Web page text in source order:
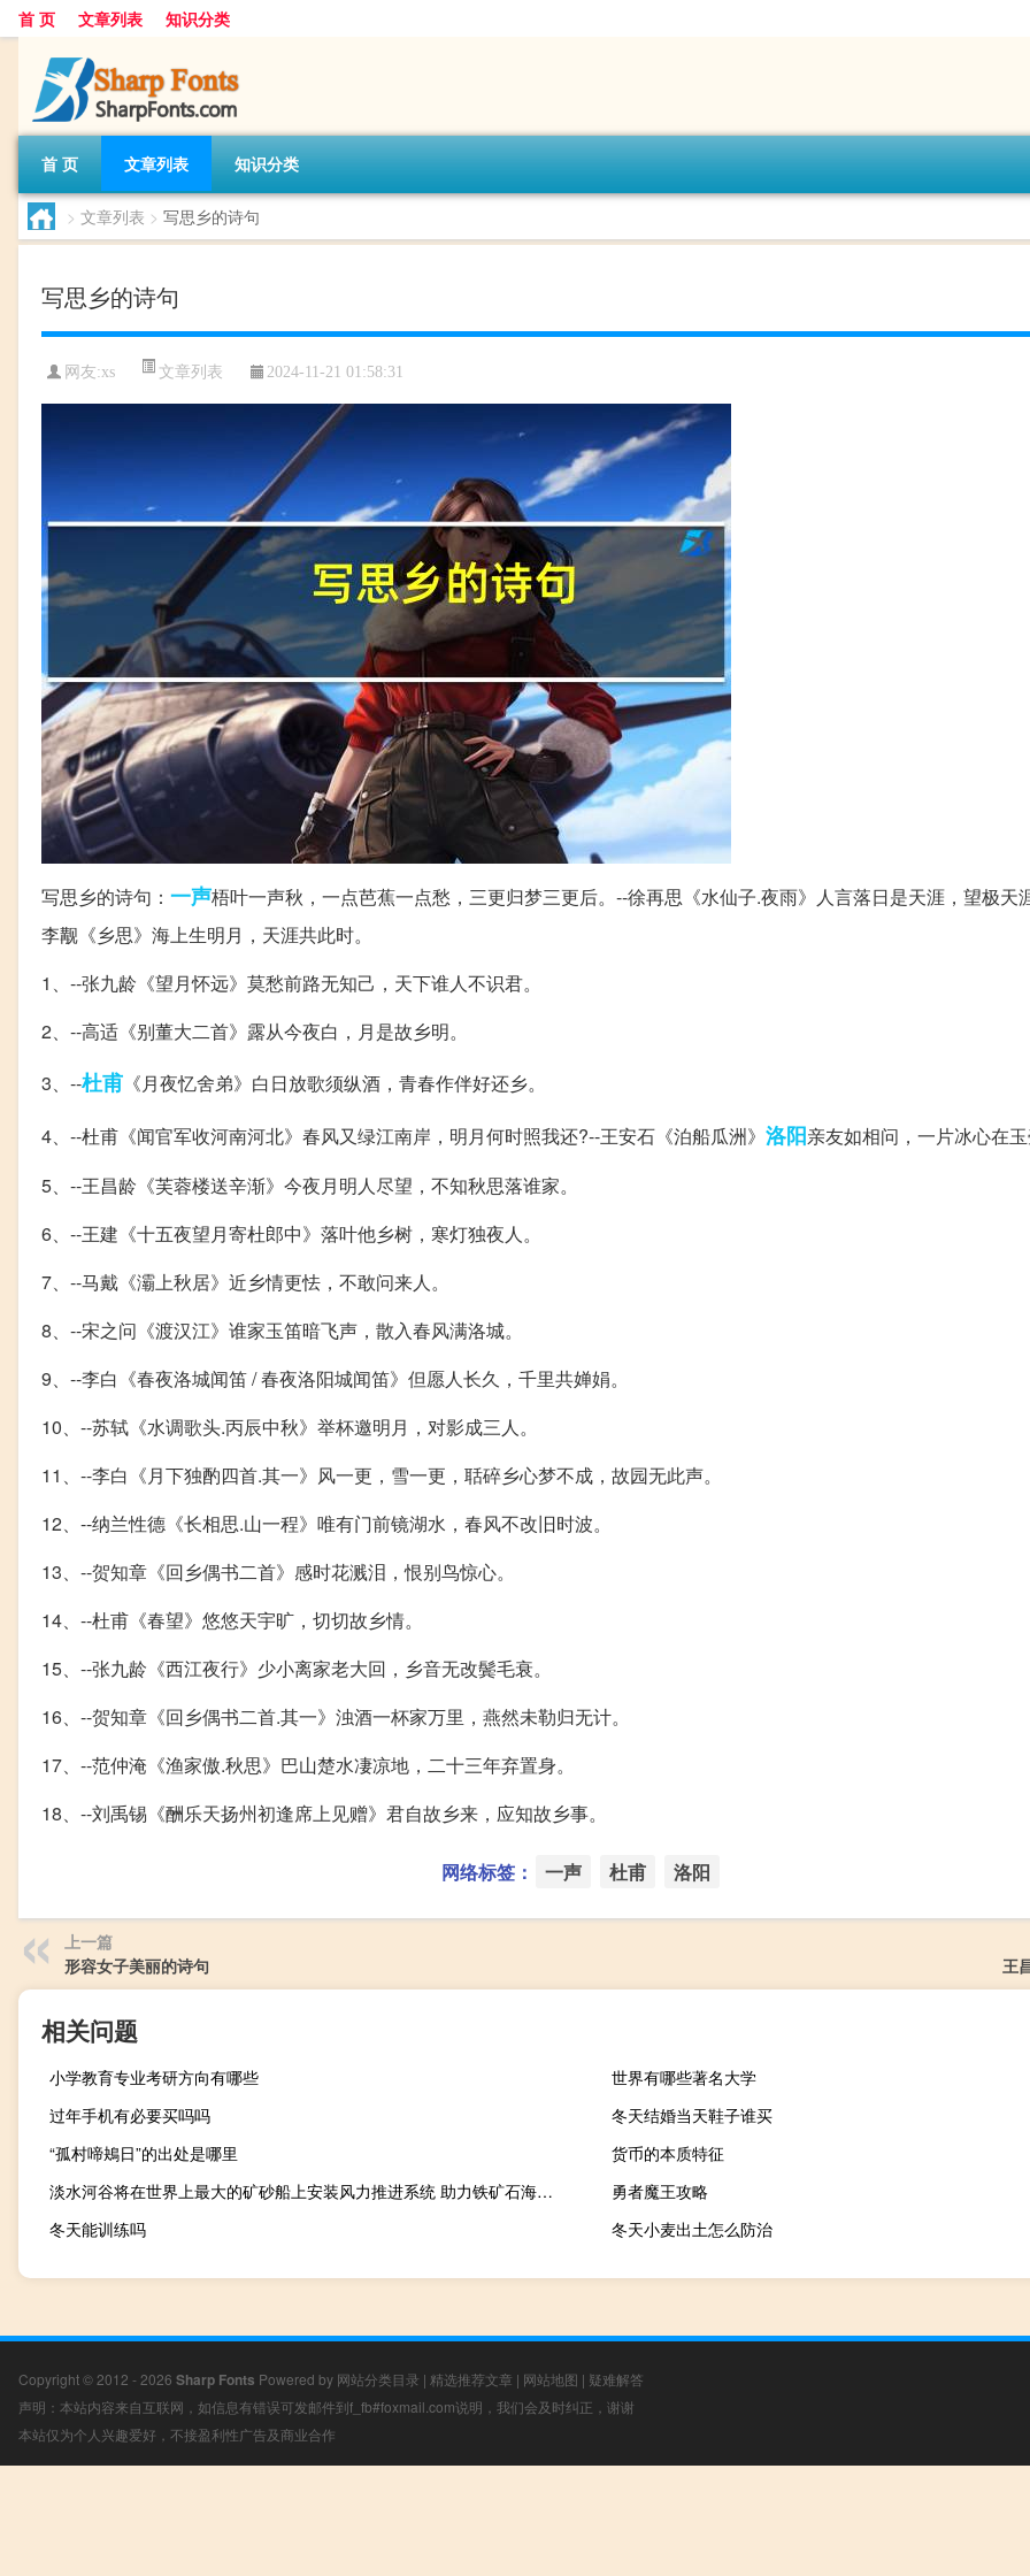
首 页 文章列表 知识分类
首 页 文章列表 知识分类
> 文章列表 > 写思乡的诗句
写思乡的诗句
网友:xs 文章列表 2024-11-21 01:58:31
写思乡的诗句： 一声梧叶一声秋，一点芭蕉一点愁，三更归梦三更后。--徐再思《水仙子.夜雨》人言落日是天涯，望极天
李觏《乡思》海上生明月，天涯共此时。
1、--张九龄《望月怀远》莫愁前路无知己，天下谁人不识君。
2、--高适《别董大二首》露从今夜白，月是故乡明。
3、--杜甫 《月夜忆舍弟》白日放歌须纵酒，青春作伴好还乡。
4、--杜甫《闻官军收河南河北》春风又绿江南岸，明月何时照我还?--王安石《泊船瓜洲》 洛阳亲友如相问，一片冰心在
5、--王昌龄《芙蓉楼送辛渐》今夜月明人尽望，不知秋思落谁家。
6、--王建《十五夜望月寄杜郎中》落叶他乡树，寒灯独夜人。
7、--马戴《灞上秋居》近乡情更怯，不敢问来人。
8、--宋之问《渡汉江》谁家玉笛暗飞声，散入春风满洛城。
9、--李白《春夜洛城闻笛 / 春夜洛阳城闻笛》但愿人长久，千里共婵娟。
10、--苏轼《水调歌头.丙辰中秋》举杯邀明月，对影成三人。
11、--李白《月下独酌四首.其一》风一更，雪一更，聒碎乡心梦不成，故园无此声。
12、--纳兰性德《长相思.山一程》唯有门前镜湖水，春风不改旧时波。
13、--贺知章《回乡偶书二首》感时花溅泪，恨别鸟惊心。
14、--杜甫《春望》悠悠天宇旷，切切故乡情。
15、--张九龄《西江夜行》少小离家老大回，乡音无改鬓毛衰。
16、--贺知章《回乡偶书二首.其一》浊酒一杯家万里，燕然未勒归无计。
17、--范仲淹《渔家傲.秋思》巴山楚水凄凉地，二十三年弃置身。
18、--刘禹锡《酬乐天扬州初逢席上见赠》君自故乡来，应知故乡事。
网络标签： 一声 杜甫 洛阳
上一篇
形容女子美丽的诗句
王
相关问题
小学教育专业考研方向有哪些
世界有哪些著名大学
过年手机有必要买吗吗
冬天结婚当天鞋子谁买
“孤村啼鴂日”的出处是哪里
货币的本质特征
淡水河谷将在世界上最大的矿砂船上安装风力推进系统 助力铁矿石海运脱碳
勇者魔王攻略
冬天能训练吗
冬天小麦出土怎么防治
Copyright © 2012 - 2026 Sharp Fonts Powered by 网站分类目录 | 精选推荐文章 | 网站地图 | 疑难解答
声明：本站内容来自互联网，如信息有错误可发邮件到f_fb#foxmail.com说明，我们会及时纠正，谢谢
本站仅为个人兴趣爱好，不接盈利性广告及商业合作